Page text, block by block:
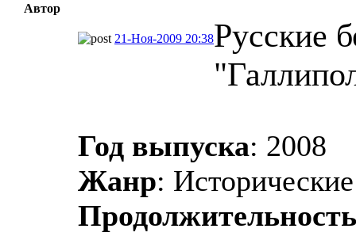
Автор
21-Ноя-2009 20:38Русские
Год выпуска: 2008
Жанр:
Продолжительность